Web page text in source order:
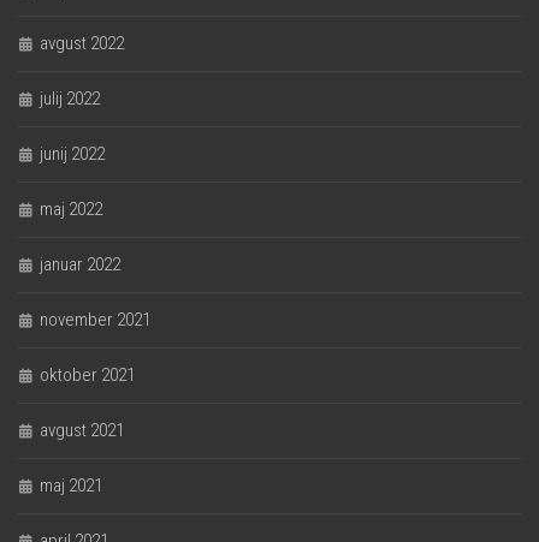
avgust 2022
julij 2022
junij 2022
maj 2022
januar 2022
november 2021
oktober 2021
avgust 2021
maj 2021